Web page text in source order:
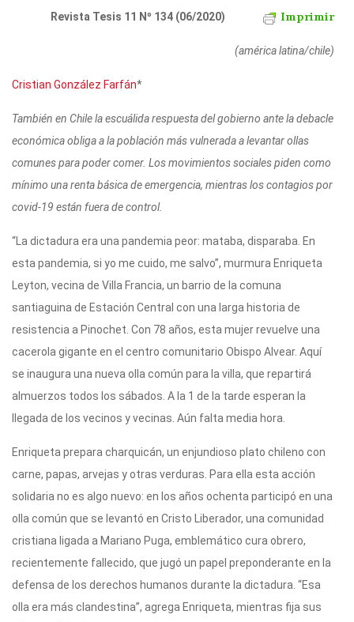
it
r
at
A
p
e
a
c
b
o
k
m
r
Imprimir
Revista Tesis 11 Nº 134 (06/2020)
(américa latina/chile)
Cristian González Farfán*
También en Chile la escuálida respuesta del gobierno ante la debacle
económica obliga a la población más vulnerada a levantar ollas
comunes para poder comer. Los movimientos sociales piden como
mínimo una renta básica de emergencia, mientras los contagios por
covid-19 están fuera de control.
“La dictadura era una pandemia peor: mataba, disparaba. En
esta pandemia, si yo me cuido, me salvo”, murmura Enriqueta
Leyton, vecina de Villa Francia, un barrio de la comuna
santiaguina de Estación Central con una larga historia de
resistencia a Pinochet. Con 78 años, esta mujer revuelve una
cacerola gigante en el centro comunitario Obispo Alvear. Aquí
se inaugura una nueva olla común para la villa, que repartirá
almuerzos todos los sábados. A la 1 de la tarde esperan la
llegada de los vecinos y vecinas. Aún falta media hora.
Enriqueta prepara charquicán, un enjundioso plato chileno con
carne, papas, arvejas y otras verduras. Para ella esta acción
solidaria no es algo nuevo: en los años ochenta participó en una
olla común que se levantó en Cristo Liberador, una comunidad
cristiana ligada a Mariano Puga, emblemático cura obrero,
recientemente fallecido, que jugó un papel preponderante en la
defensa de los derechos humanos durante la dictadura. “Esa
olla era más clandestina”, agrega Enriqueta, mientras fija sus